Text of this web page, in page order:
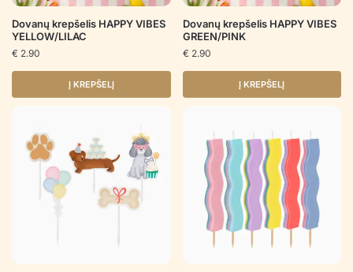
Dovanų krepšelis HAPPY VIBES
YELLOW/LILAC
€ 2.90
Į KREPŠELĮ
Dovanų krepšelis HAPPY VIBES
GREEN/PINK
€ 2.90
Į KREPŠELĮ